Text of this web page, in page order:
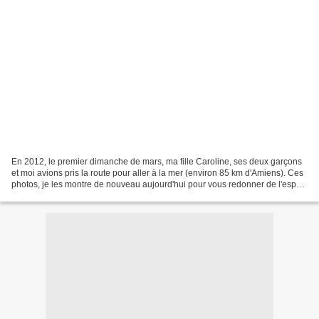
En 2012, le premier dimanche de mars, ma fille Caroline, ses deux garçons
et moi avions pris la route pour aller à la mer (environ 85 km d'Amiens). Ces
photos, je les montre de nouveau aujourd'hui pour vous redonner de l'espoir.